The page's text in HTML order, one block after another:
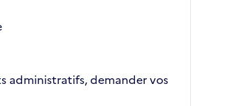
administratifs, demander vos